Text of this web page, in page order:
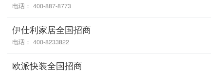
电话： 400-887-8773
伊仕利家居全国招商
电话： 400-8233822
欧派快装全国招商